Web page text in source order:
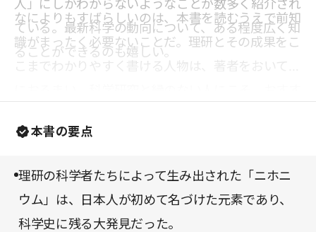
人」にしかわからないようなことが数多く紹介され
ている。最新科学の動向について、ある程度広く知
ることができるのも嬉しい。
なによりもすばらしいのは、本書を読むうえで前知
識がまったく必要ないことだ。理研とその成果をこ
こまでわかりやすく書ける人物は、著者をおいて他
界へようこそ。
本書の要点
理研の科学者たちによって生み出された「ニホニ
ウム」は、日本人が初めて名づけた元素であり、
科学史に残る大発見だった。